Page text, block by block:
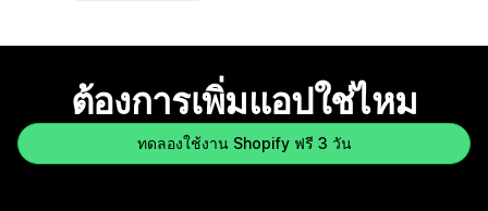
ต้องการเพิ่มแอปใช่ไหม
ทดลองใช้งาน Shopify ฟรี 3 วัน